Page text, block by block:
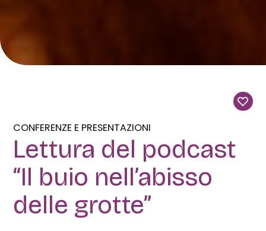
CONFERENZE E PRESENTAZIONI
Lettura del podcast
“Il buio nell’abisso
delle grotte”